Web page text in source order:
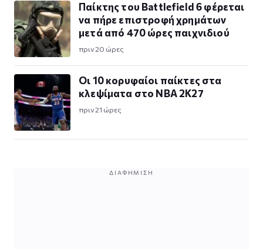
Παίκτης του Battlefield 6 φέρεται
να πήρε επιστροφή χρημάτων
μετά από 470 ώρες παιχνιδιού
πριν 20 ώρες
Οι 10 κορυφαίοι παίκτες στα
κλεψίματα στο NBA 2K27
πριν 21 ώρες
ΔΙΑΦΉΜΙΣΗ